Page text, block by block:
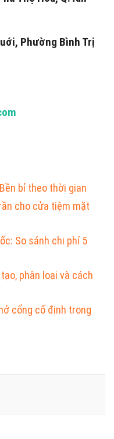
Phường Bình Trị
bỉ theo thời gian
cho cửa tiệm mặt
So sánh chi phí 5
phân loại và cách
cổng cố định trong